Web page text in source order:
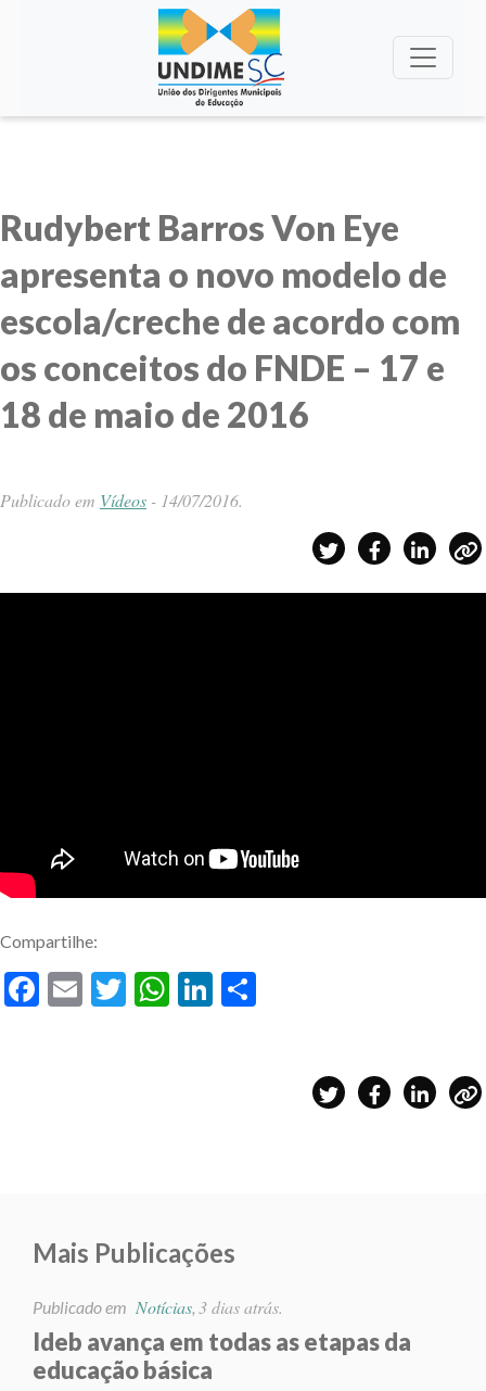
Rudybert Barros Von Eye
apresenta o novo modelo de
escola/creche de acordo com
os conceitos do FNDE – 17 e
18 de maio de 2016
Publicado em Vídeos - 14/07/2016.
Compartilhe:
Facebook
EmailTwitterWhatsApp
LinkedIn
Mais Publicações
Publicado em Notícias, 3 dias atrás.
Ideb avança em todas as etapas da
educação básica